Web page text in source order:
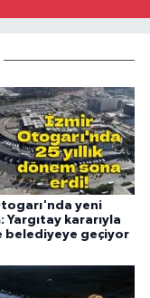
yeni
Yargıtay kararıyla
belediyeye geçiyor